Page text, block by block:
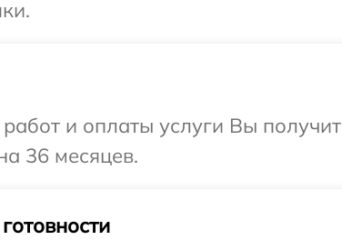
и оплаты услуги Вы
36 месяцев.